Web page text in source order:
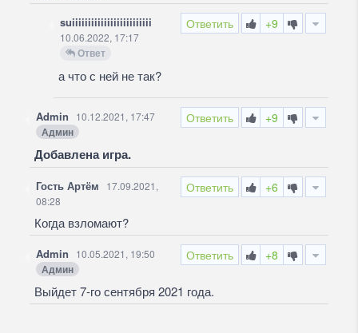
Ответить +9
suiiiiiiiiiiiiiiiiiiiiiiiii
10.06.2022, 17:17
Ответ
а что с ней не так?
Ответить +9
Admin 10.12.2021, 17:47
Админ
Добавлена игра.
Ответить +6
Гость Артём
17.09.2021,
08:28
Когда взломают?
Ответить +8
Admin 10.05.2021, 19:50
Админ
Выйдет 7-го сентября 2021 года.